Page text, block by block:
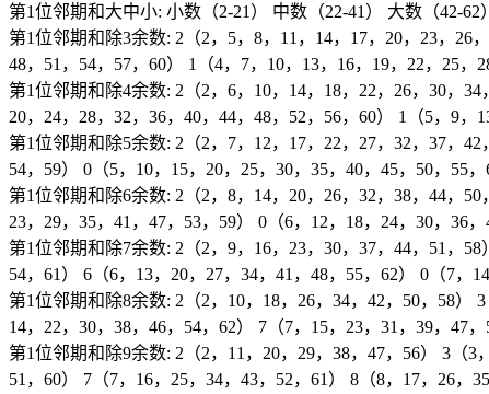
第1位邻期和大中小: 小数（2-21） 中数（22-41） 大数（42-62）
第1位邻期和除3余数: 2（2，5，8，11，14，17，20，23，26
48，51，54，57，60） 1（4，7，10，13，16，19，22，25，
第1位邻期和除4余数: 2（2，6，10，14，18，22，26，30，
20，24，28，32，36，40，44，48，52，56，60） 1（5，9，
第1位邻期和除5余数: 2（2，7，12，17，22，27，32，37，
54，59） 0（5，10，15，20，25，30，35，40，45，50，55
第1位邻期和除6余数: 2（2，8，14，20，26，32，38，44，
23，29，35，41，47，53，59） 0（6，12，18，24，30，36
第1位邻期和除7余数: 2（2，9，16，23，30，37，44，51，
54，61） 6（6，13，20，27，34，41，48，55，62） 0（7，
第1位邻期和除8余数: 2（2，10，18，26，34，42，50，58）
14，22，30，38，46，54，62） 7（7，15，23，31，39，47
第1位邻期和除9余数: 2（2，11，20，29，38，47，56） 3（3
51，60） 7（7，16，25，34，43，52，61） 8（8，17，26，